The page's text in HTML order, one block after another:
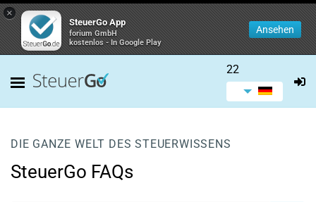
×
SteuerGo App
forium GmbH
kostenlos - In Google Play
Ansehen
22
DIE GANZE WELT DES STEUERWISSENS
SteuerGo FAQs